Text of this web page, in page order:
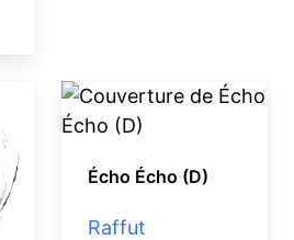
Écho Écho (D)
Raffut